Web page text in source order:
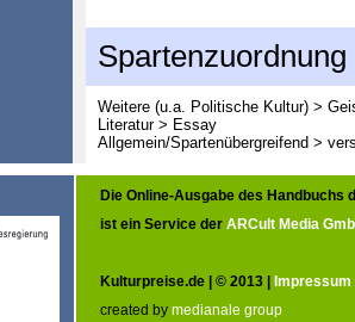
Spartenzuordnung
Weitere (u.a. Politische Kultur) >
Literatur > Essay
Allgemein/Spartenübergreifend >
Die Online-Ausgabe des Handbuchs
ist ein Service der ARCult Media
Kulturpreise.de | © 2013 | Impressum
created by medianale group